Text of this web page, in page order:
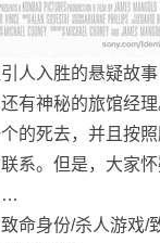
人入胜的悬疑故
有神秘的旅馆经
的死去，并且按
系。但是，大家
份/杀人游戏/